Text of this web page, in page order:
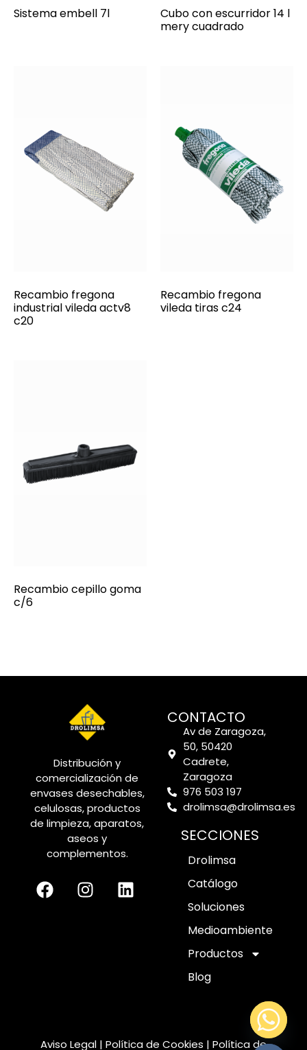
Sistema embell 7l
Cubo con escurridor 14 l
mery cuadrado
Recambio fregona
industrial vileda actv8
c20
Recambio fregona
vileda tiras c24
Recambio cepillo goma
c/6
Distribución y
comercialización de
envases desechables,
celulosas, productos
de limpieza, aparatos,
aseos y
complementos.
CONTACTO
Av de Zaragoza,
50, 50420
Cadrete,
Zaragoza
976 503 197
drolimsa@drolimsa.es
SECCIONES
Drolimsa
Catálogo
Soluciones
Medioambiente
Productos
Blog
Aviso Legal | Política de Cookies | Política de